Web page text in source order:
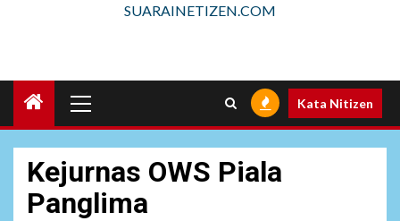
SUARAINETIZEN.COM
Menu
Kata Nitizen
Kejurnas OWS Piala
Panglima